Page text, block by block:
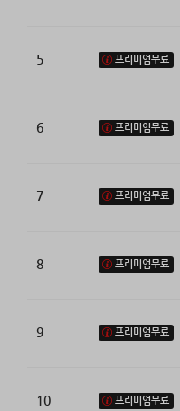
5 프리미엄무료
6 프리미엄무료
7 프리미엄무료
8 프리미엄무료
9 프리미엄무료
10 프리미엄무료